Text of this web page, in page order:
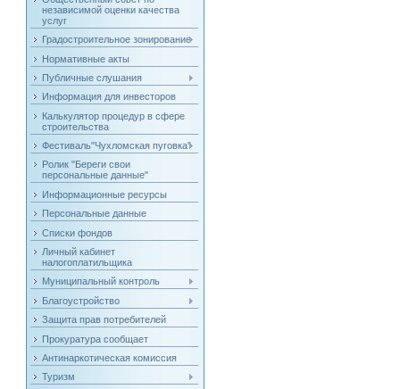
независимой оценки качества
услуг
Градостроительное зонирование
Нормативные акты
Публичные слушания
Информация для инвесторов
Калькулятор процедур в сфере
строительства
Фестиваль"Чухломская пуговка"
Ролик "Береги свои
персональные данные"
Информационные ресурсы
Персональные данные
Списки фондов
Личный кабинет
налогоплатильщика
Муниципальный контроль
Благоустройство
Защита прав потребителей
Прокуратура сообщает
Антинаркотическая комиссия
Туризм